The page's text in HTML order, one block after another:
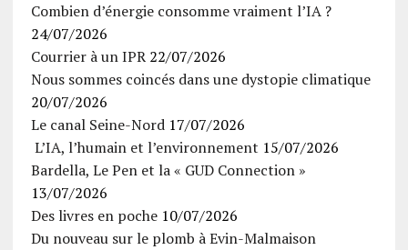
Combien d’énergie consomme vraiment l’IA ?
24/07/2026
Courrier à un IPR 22/07/2026
Nous sommes coincés dans une dystopie climatique
20/07/2026
Le canal Seine-Nord 17/07/2026
L’IA, l’humain et l’environnement 15/07/2026
Bardella, Le Pen et la « GUD Connection »
13/07/2026
Des livres en poche 10/07/2026
Du nouveau sur le plomb à Evin-Malmaison